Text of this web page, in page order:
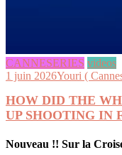
CANNESERIES videos
1 juin 2026Youri (
HOW DID THE
UP SHOOTING IN
Nouveau !! Sur la